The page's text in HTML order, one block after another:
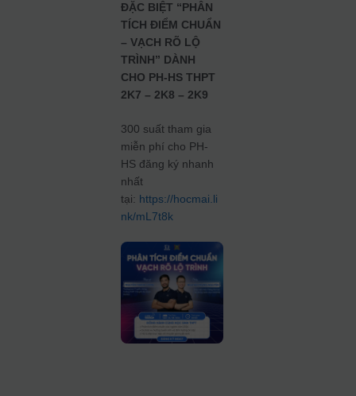
ĐẶC BIỆT “PHÂN
TÍCH ĐIỂM CHUẨN
– VẠCH RÕ LỘ
TRÌNH” DÀNH
CHO PH-HS THPT
2K7 – 2K8 – 2K9
300 suất tham gia
miễn phí cho PH-
HS đăng ký nhanh
nhất
tại: https://hocmai.li
nk/mL7t8k